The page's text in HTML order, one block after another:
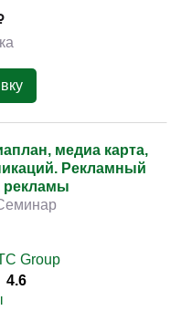
медиа карта,
Рекламный
рекламы
Group
4.6